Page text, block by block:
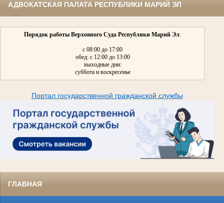
АДВОКАТСКАЯ ПАЛАТА РЕСПУБЛИКИ МАРИЙ ЭЛ
Порядок работы Верховного Суда Республики Марий Эл:
с 08:00 до 17:00
обед: с 12:00 до 13:00
выходные дни:
суббота и воскресенье
Портал государственной гражданской службы
ГЛАВНАЯ